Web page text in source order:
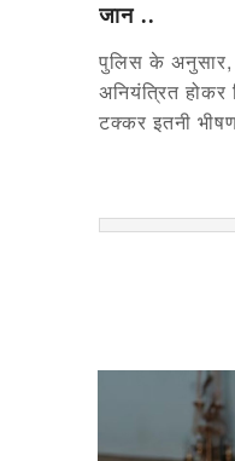
जान ..
पुलिस के
अनियंत्रित
टक्कर इतनी